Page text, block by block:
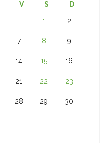
V S D
1 2
7 8 9
14 15 16
21 22 23
28 29 30